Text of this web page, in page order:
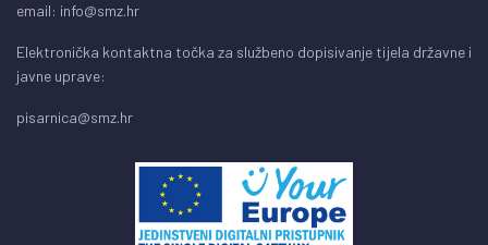
email: info@smz.hr
Elektronička kontaktna točka za službeno dopisivanje tijela državne i
javne uprave:
pisarnica@smz.hr